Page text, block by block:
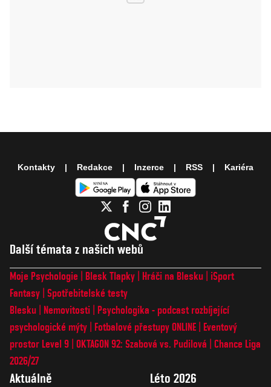
Další témata z našich webů
Moje Psychologie Blesk Tlapky Hráči na Blesku
iSport
Fantasy Spotřebitelské testy
Blesku
Nemovitosti
Psychologika - podcast rozbíjející
psychologické mýty
Fotbalové přestupy ONLINE
Eventový
prostor Level 9 OKTAGON 92: Szabová vs. Pudilová
Chance Liga
2026/27
Aktuálně Léto 2026
Kontakty Redakce Inzerce RSS Kariéra